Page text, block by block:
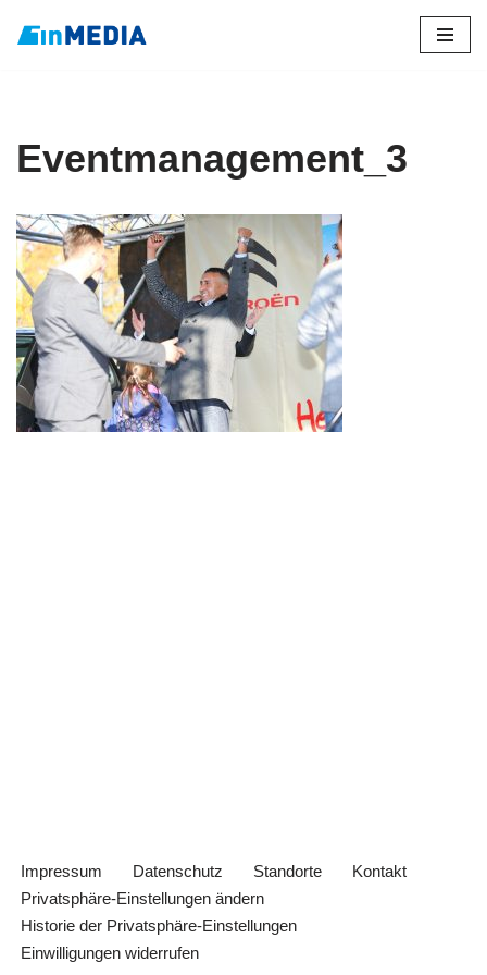
Eventmanagement_3
Impressum Datenschutz Standorte
Kontakt
Privatsphäre-Einstellungen ändern
Historie der Privatsphäre-Einstellungen
Einwilligungen widerrufen